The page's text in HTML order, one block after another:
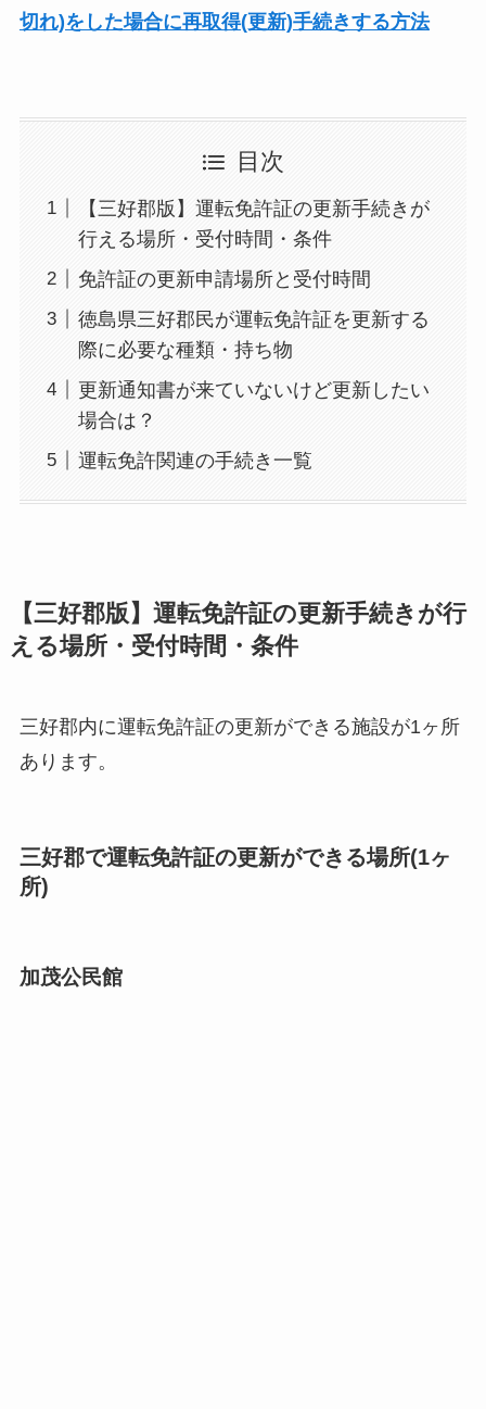
切れ)をした場合に再取得(更新)手続きする方法
目次
【三好郡版】運転免許証の更新手続きが
行える場所・受付時間・条件
免許証の更新申請場所と受付時間
徳島県三好郡民が運転免許証を更新する
際に必要な種類・持ち物
更新通知書が来ていないけど更新したい
場合は？
運転免許関連の手続き一覧
【三好郡版】運転免許証の更新手続きが行
える場所・受付時間・条件
三好郡内に運転免許証の更新ができる施設が1ヶ所
あります。
三好郡で運転免許証の更新ができる場所(1ヶ
所)
加茂公民館